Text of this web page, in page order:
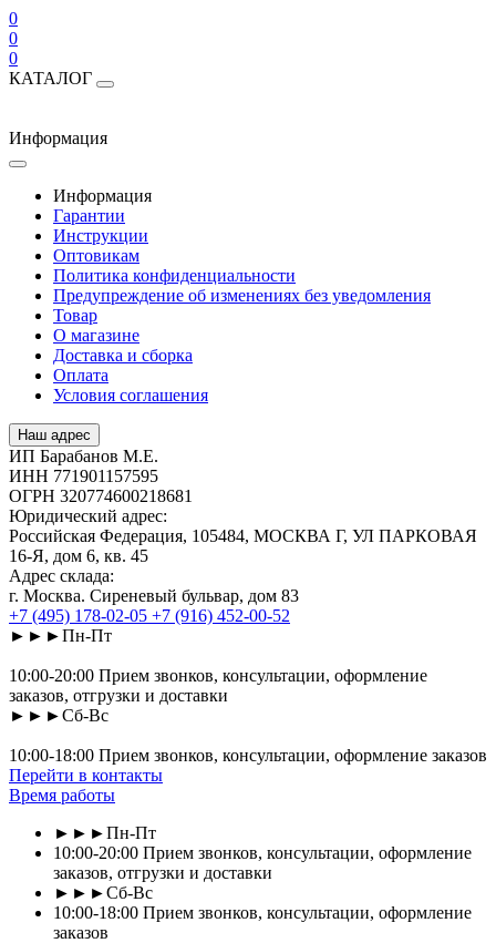
0
0
0
КАТАЛОГ
Информация
Информация
Гарантии
Инструкции
Оптовикам
Политика конфиденциальности
Предупреждение об изменениях без уведомления
Товар
О магазине
Доставка и сборка
Оплата
Условия соглашения
Наш адрес
ИП Барабанов М.Е.
ИНН 771901157595
ОГРН 320774600218681
Юридический адрес:
Российская Федерация, 105484, МОСКВА Г, УЛ ПАРКОВАЯ
16-Я, дом 6, кв. 45
Адрес склада:
г. Москва. Сиреневый бульвар, дом 83
+7 (495) 178-02-05 +7 (916) 452-00-52
►►►Пн-Пт
10:00-20:00 Прием звонков, консультации, оформление
заказов, отгрузки и доставки
►►►Сб-Вс
10:00-18:00 Прием звонков, консультации, оформление заказов
Перейти в контакты
Время работы
►►►Пн-Пт
10:00-20:00 Прием звонков, консультации, оформление
заказов, отгрузки и доставки
►►►Сб-Вс
10:00-18:00 Прием звонков, консультации, оформление
заказов